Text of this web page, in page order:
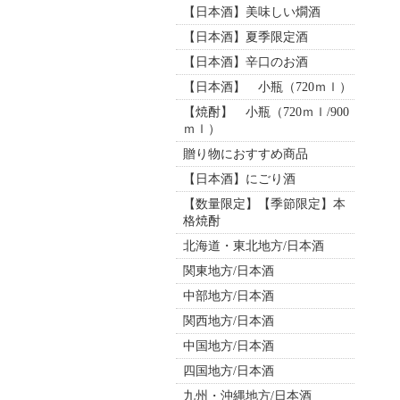
【日本酒】美味しい燗酒
【日本酒】夏季限定酒
【日本酒】辛口のお酒
【日本酒】 小瓶（720ｍｌ）
【焼酎】 小瓶（720ｍｌ/900
ｍｌ）
贈り物におすすめ商品
【日本酒】にごり酒
【数量限定】【季節限定】本
格焼酎
北海道・東北地方/日本酒
関東地方/日本酒
中部地方/日本酒
関西地方/日本酒
中国地方/日本酒
四国地方/日本酒
九州・沖縄地方/日本酒